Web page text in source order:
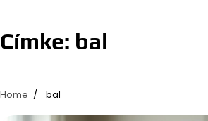
Címke: bal
Home bal